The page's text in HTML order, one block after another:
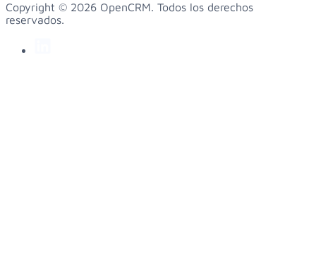
Copyright © 2026 OpenCRM. Todos los derechos
reservados.